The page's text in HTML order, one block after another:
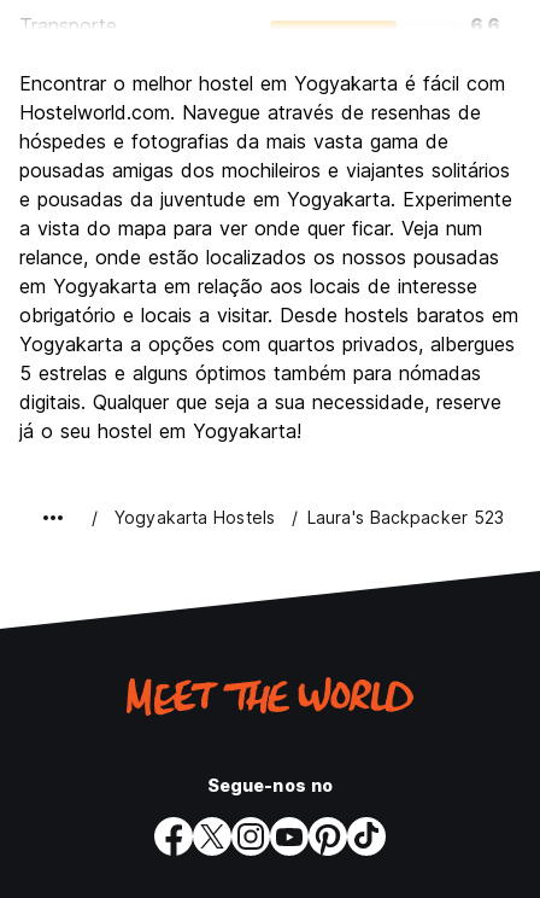
Transporte
6.6
Cultura
8.5
Festas / vida noturna
Custo-beneficio
8.1
Encontrar o melhor hostel em Yogyakarta é fácil com
Hostelworld.com. Navegue através de resenhas de
hóspedes e fotografias da mais vasta gama de
pousadas amigas dos mochileiros e viajantes solitários
e pousadas da juventude em Yogyakarta. Experimente
a vista do mapa para ver onde quer ficar. Veja num
relance, onde estão localizados os nossos pousadas
em Yogyakarta em relação aos locais de interesse
obrigatório e locais a visitar. Desde hostels baratos em
Yogyakarta a opções com quartos privados, albergues
5 estrelas e alguns óptimos também para nómadas
digitais. Qualquer que seja a sua necessidade, reserve
já o seu hostel em Yogyakarta!
Yogyakarta Hostels Laura's Backpacker 523
Segue-nos no